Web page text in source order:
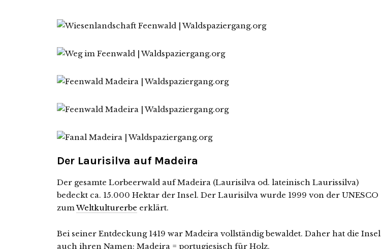
Der Laurisilva auf Madeira
Der gesamte Lorbeerwald auf Madeira (Laurisilva od. lateinisch Laurissilva)
bedeckt ca. 15.000 Hektar der Insel. Der Laurisilva wurde 1999 von der UNESCO
zumWeltkulturerbe erklärt.
Bei seiner Entdeckung 1419 war Madeira vollständig bewaldet. Daher hat die Insel
auch ihren Namen: Madeira = portugiesisch für Holz.